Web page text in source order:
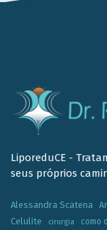
LiporeduCE -
seus próprios
Alessandra Scatena
Celulite cirurgia como